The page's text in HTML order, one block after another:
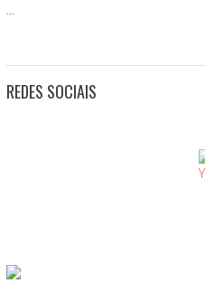
...
REDES SOCIAIS